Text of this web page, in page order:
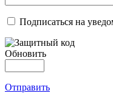
Подписаться на
Обновить
Отправить